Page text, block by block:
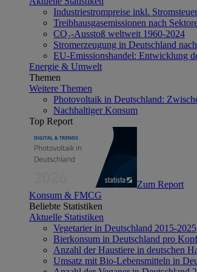
Industriestrompreise inkl.
Treibhausgasemissionen nach
CO₂-Ausstoß weltweit 1960-2024
Stromerzeugung in Deutschland
EU-Emissionshandel: Entwicklung
Energie & Umwelt
Themen
Weitere Themen
Photovoltaik in Deutschland:
Nachhaltiger Konsum
Top Report
Zum Report
Konsum & FMCG
Beliebte Statistiken
Aktuelle Statistiken
Vegetarier in Deutschland 2015-2025
Bierkonsum in Deutschland pro
Anzahl der Haustiere in deutschen
Umsatz mit Bio-Lebensmitteln in